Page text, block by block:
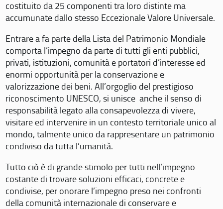
costituito da 25 componenti tra loro distinte ma
accumunate dallo stesso Eccezionale Valore Universale.
Entrare a fa parte della Lista del Patrimonio Mondiale
comporta l’impegno da parte di tutti gli enti pubblici,
privati, istituzioni, comunità e portatori d’interesse ed
enormi opportunità per la conservazione e
valorizzazione dei beni. All’orgoglio del prestigioso
riconoscimento UNESCO, si unisce anche il senso di
responsabilità legato alla consapevolezza di vivere,
visitare ed intervenire in un contesto territoriale unico al
mondo, talmente unico da rappresentare un patrimonio
condiviso da tutta l’umanità.
Tutto ciò è di grande stimolo per tutti nell’impegno
costante di trovare soluzioni efficaci, concrete e
condivise, per onorare l’impegno preso nei confronti
della comunità internazionale di conservare e